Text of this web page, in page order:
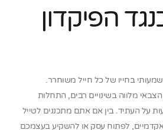
הפיקדון
בחייו של כל חייל משוחרר.
מלווה בשינויים רבים, התחלות
על העתיד. בין אם אתם מתכננים לטייל
לפתוח עסק או להשקיע בעצמכם